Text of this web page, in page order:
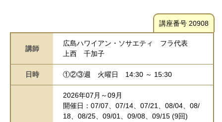
講座番号 20908
講師
広島ハワイアン・ソサエティ フラ代表
上西 千加子
日時 ①②③週 火曜日 14:30 ～ 15:30
2026年07月～09月
開催日：07/07、07/14、07/21、08/04、08/
18、08/25、09/01、09/08、09/15 (9回)